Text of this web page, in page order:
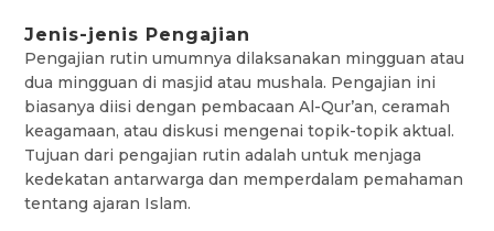
Jenis-jenis Pengajian
Pengajian rutin umumnya dilaksanakan mingguan atau
dua mingguan di masjid atau mushala. Pengajian ini
biasanya diisi dengan pembacaan Al-Qur’an, ceramah
keagamaan, atau diskusi mengenai topik-topik aktual.
Tujuan dari pengajian rutin adalah untuk menjaga
kedekatan antarwarga dan memperdalam pemahaman
tentang ajaran Islam.